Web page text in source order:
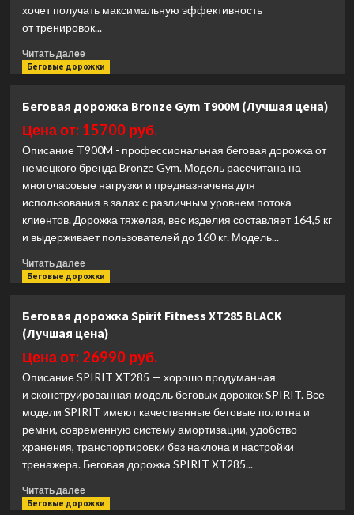
хочет получать максимальную эффективность
от тренировок...
Читать далееПрочитать
больше
дорожка
Matrix
TF30XER
(Лучшая
цена)
Беговые дорожки
Беговая дорожка Bronze Gym T900M (Лучшая цена)
Цена от: 15700 руб.
Описание T900M - профессиональная беговая дорожка от
немецкого бренда Bronze Gym. Модель рассчитана на
многочасовые нагрузки и предназначена для
использования в залах с различным уровнем потока
клиентов. Дорожка тяжелая, вес изделия составляет 164,5 кг
и выдерживает пользователей до 160 кг. Модель...
Читать далееПрочитать
больше
дорожка
Bronze
Gym
T900M
(Лучшая
цена)
Беговые дорожки
Беговая дорожка Spirit Fitness XT285 BLACK
(Лучшая цена)
Цена от: 26990 руб.
Описание SPIRIT XT285 — хорошо продуманная
и сконструированная модель беговых дорожек SPIRIT. Все
модели SPIRIT имеют качественные беговые полотна и
ремни, современную систему амортизации, удобство
хранения, транспортировки без наклона и настройки
тренажера. Беговая дорожка SPIRIT XT285...
Читать далееПрочитать
больше
Беговые дорожки